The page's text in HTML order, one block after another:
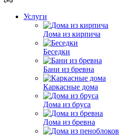
Услуги
Дома из кирпича
Беседки
Бани из бревна
Каркасные дома
Дома из бруса
Дома из бревна